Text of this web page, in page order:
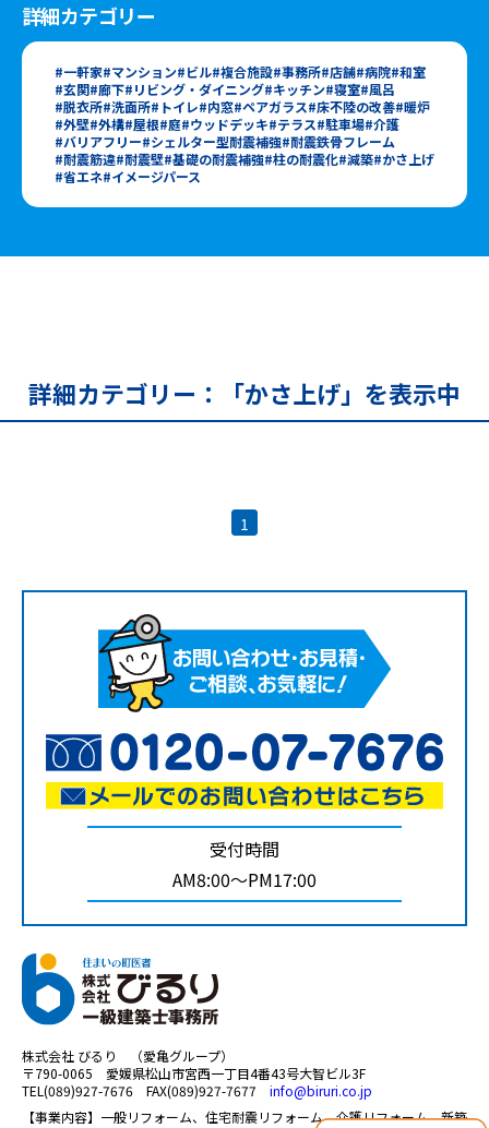
詳細カテゴリー
一軒家 マンション ビル 複合施設 事務所 店舗 病院 和室
玄関 廊下 リビング・ダイニング キッチン 寝室 風呂
脱衣所 洗面所 トイレ 内窓 ペアガラス 床不陸の改善 暖炉
外壁 外構 屋根 庭 ウッドデッキ テラス 駐車場 介護
バリアフリー シェルター型耐震補強 耐震鉄骨フレーム
耐震筋違 耐震壁 基礎の耐震補強 柱の耐震化 減築 かさ上げ
省エネ イメージパース
詳細カテゴリー：「かさ上げ」を表示中
1
受付時間
AM8:00～PM17:00
株式会社 びるり （愛亀グループ）
〒790-0065 愛媛県松山市宮西一丁目4番43号大智ビル3F
TEL(089)927-7676 FAX(089)927-7677 info@biruri.co.jp
【事業内容】一般リフォーム、住宅耐震リフォーム、介護リフォーム、新築